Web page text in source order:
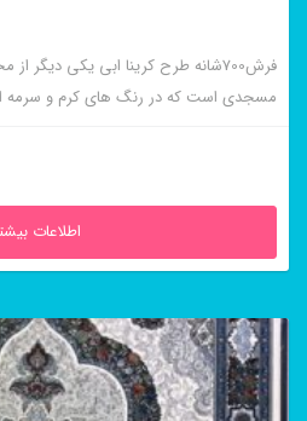
فرش700شانه طرح کرینا ابی یکی
مسجدی است که در رنگ های کرم و سرمه
اطلاعات